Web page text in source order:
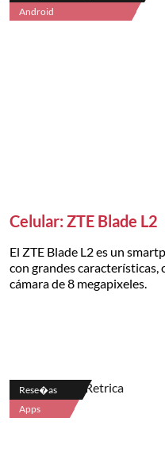
Android
Celular: ZTE Blade L2
El ZTE Blade L2 es un
con grandes características,
cámara de 8 megapixeles.
Rese�as
Apps